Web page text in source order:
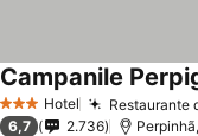
3 EstrelasHotel Restaurante
Campanile
6,7 2.736